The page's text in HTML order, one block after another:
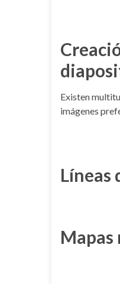
Existen
imágenes
Líneas
Mapas